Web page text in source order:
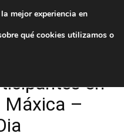
en
Máxica –
mejor experiencia en
qué cookies utilizamos o